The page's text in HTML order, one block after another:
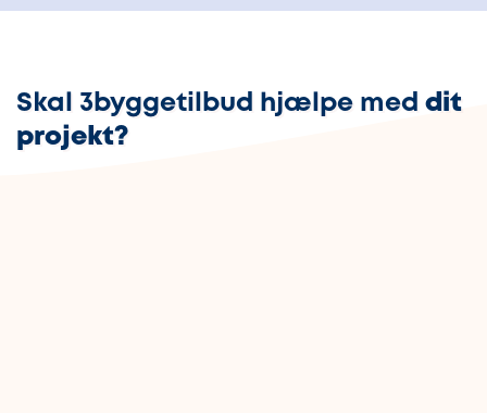
Skal 3byggetilbud hjælpe med dit
projekt?